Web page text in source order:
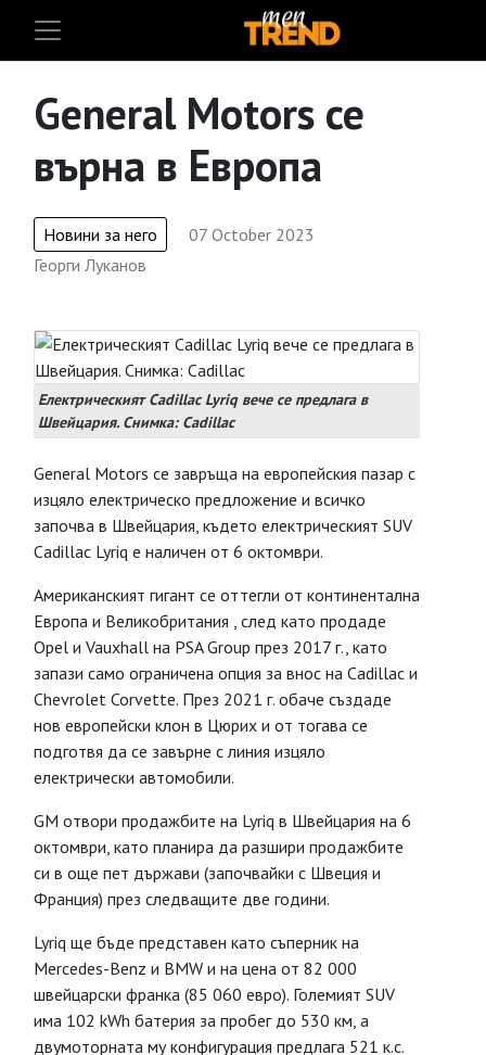
General Motors се
върна в Европа
Новини за него
07 October 2023
Георги Луканов
Електрическият Cadillac Lyriq вече се предлага в
Швейцария. Снимка: Cadillac
General Motors се завръща на европейския пазар с
изцяло електрическо предложение и всичко
започва в Швейцария, където електрическият SUV
Cadillac Lyriq е наличен от 6 октомври.
Американският гигант се оттегли от континентална
Европа и Великобритания , след като продаде
Opel и Vauxhall на PSA Group през 2017 г., като
запази само ограничена опция за внос на Cadillac и
Chevrolet Corvette. През 2021 г. обаче създаде
нов европейски клон в Цюрих и от тогава се
подготвя да се завърне с линия изцяло
електрически автомобили.
GM отвори продажбите на Lyriq в Швейцария на 6
октомври, като планира да разшири продажбите
си в още пет държави (започвайки с Швеция и
Франция) през следващите две години.
Lyriq ще бъде представен като съперник на
Mercedes-Benz и BMW и на цена от 82 000
швейцарски франка (85 060 евро). Големият SUV
има 102 kWh батерия за пробег до 530 км, а
двумоторната му конфигурация предлага 521 к.с.